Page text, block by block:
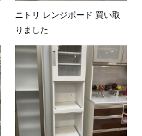
ニトリ レンジボード 買い取
りました